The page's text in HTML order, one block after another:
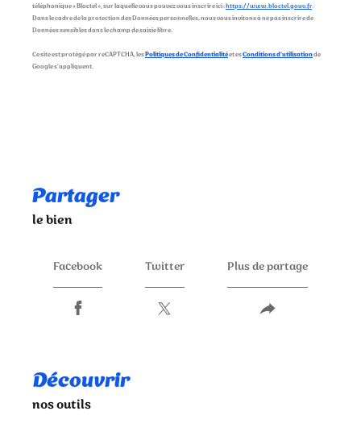
téléphonique « Bloctel », sur laquelle vous pouvez vous inscrire ici :https://www.bloctel.gouv.fr.
Dans le cadre de la protection des Données personnelles, nous vous invitons à ne pas inscrire de
Données sensibles dans le champ de saisie libre.
Ce site est protégé par reCAPTCHA, lesPolitiques de Confidentialitéet esConditions d'utilisationde
Google s'appliquent.
partager
le bien
Facebook Twitter Plus de partage
découvrir
nos outils